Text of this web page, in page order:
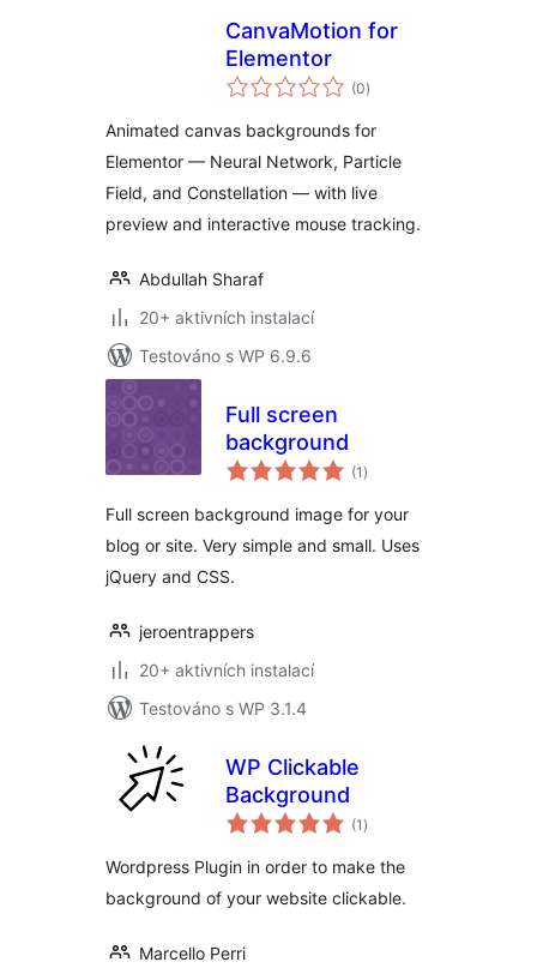
CanvaMotion for
Elementor
(0celkové
hodnocení
)
Animated canvas backgrounds for
Elementor — Neural Network, Particle
Field, and Constellation — with live
preview and interactive mouse tracking.
Abdullah Sharaf
20+ aktivních instalací
Testováno s WP 6.9.6
Full screen
background
(1 celkové
hodnocení
)
Full screen background image for your
blog or site. Very simple and small. Uses
jQuery and CSS.
jeroentrappers
20+ aktivních instalací
Testováno s WP 3.1.4
WP Clickable
Background
(1 celkové
hodnocení
)
Wordpress Plugin in order to make the
background of your website clickable.
Marcello Perri